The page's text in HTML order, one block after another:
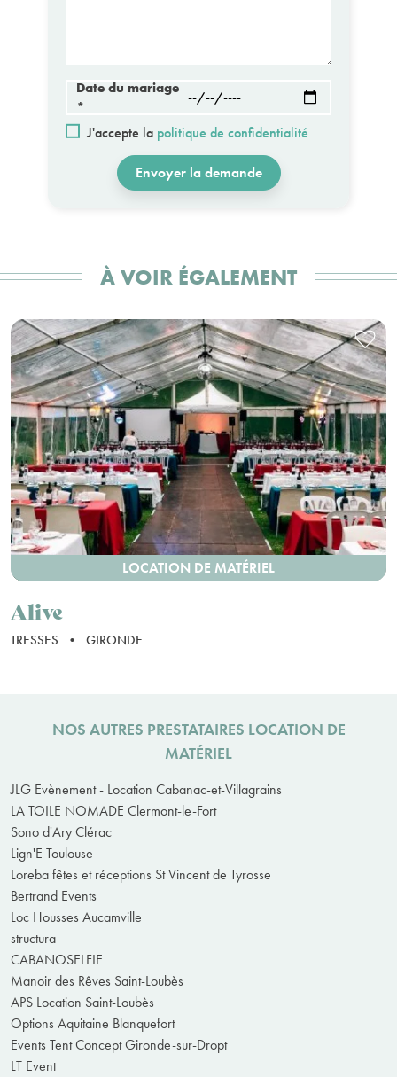
Date du mariage
*
J'accepte la politique de confidentialité
Envoyer la demande
À VOIR ÉGALEMENT
LOCATION DE MATÉRIEL
Alive
TRESSES • GIRONDE
NOS AUTRES PRESTATAIRES LOCATION DE
MATÉRIEL
JLG Evènement - Location Cabanac-et-Villagrains
LA TOILE NOMADE Clermont-le-Fort
Sono d'Ary Clérac
Lign'E Toulouse
Loreba fêtes et réceptions St Vincent de Tyrosse
Bertrand Events
Loc Housses Aucamville
structura
CABANOSELFIE
Manoir des Rêves Saint-Loubès
APS Location Saint-Loubès
Options Aquitaine Blanquefort
Events Tent Concept Gironde-sur-Dropt
LT Event